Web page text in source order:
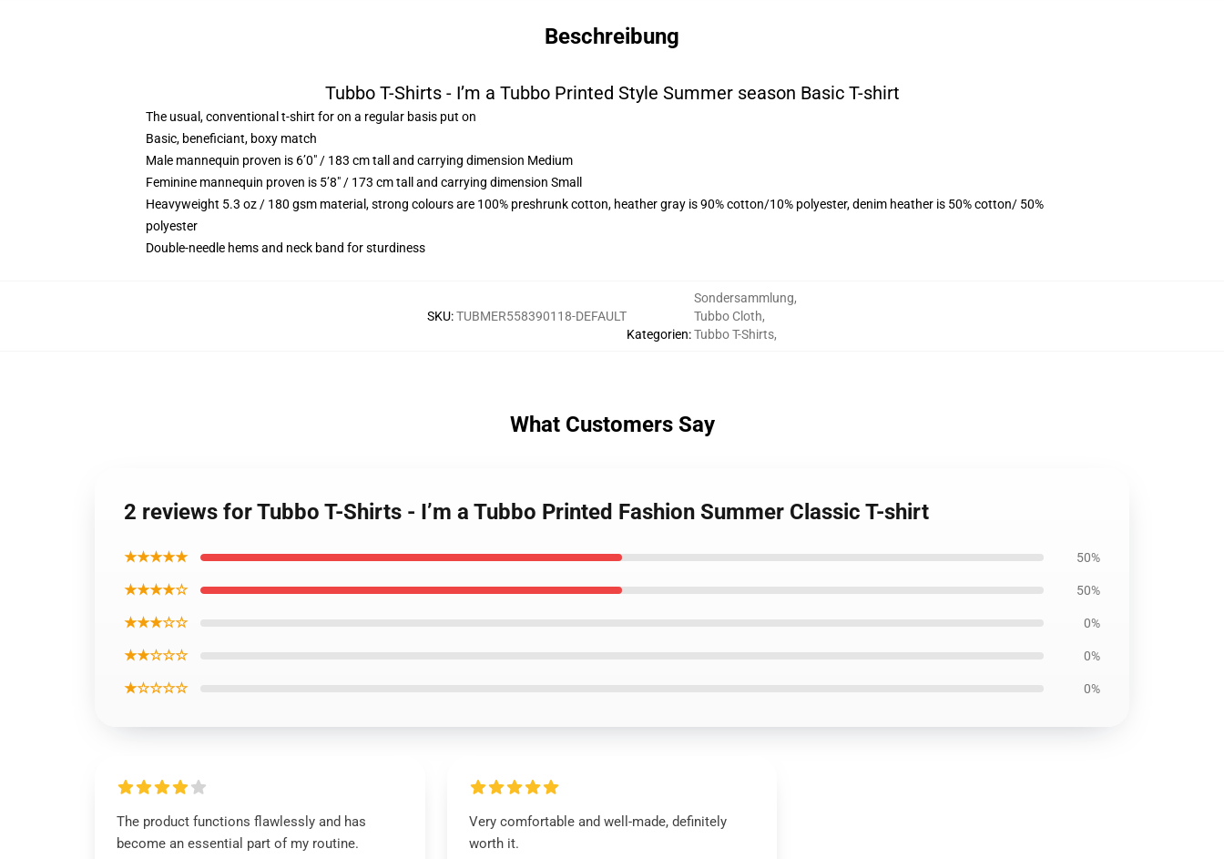
Beschreibung
Tubbo T-Shirts - I’m a Tubbo Printed Style Summer season Basic T-shirt
The usual, conventional t-shirt for on a regular basis put on
Basic, beneficiant, boxy match
Male mannequin proven is 6’0″ / 183 cm tall and carrying dimension Medium
Feminine mannequin proven is 5’8″ / 173 cm tall and carrying dimension Small
Heavyweight 5.3 oz / 180 gsm material, strong colours are 100% preshrunk cotton, heather gray is 90% cotton/10% polyester, denim heather is 50% cotton/ 50%
polyester
Double-needle hems and neck band for sturdiness
SKU:TUBMER558390118-DEFAULT
Kategorien:
Sondersammlung,
Tubbo Cloth,
Tubbo T-Shirts,
What Customers Say
2 reviews for Tubbo T-Shirts - I’m a Tubbo Printed Fashion Summer Classic T-shirt
★★★★★ 50%
★★★★☆ 50%
★★★☆☆ 0%
★★☆☆☆ 0%
★☆☆☆☆ 0%
The product functions flawlessly and has
become an essential part of my routine.
Very comfortable and well-made, definitely
worth it.